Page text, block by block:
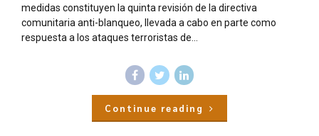
medidas constituyen la quinta revisión de la directiva
comunitaria anti-blanqueo, llevada a cabo en parte como
respuesta a los ataques terroristas de...
Continue reading